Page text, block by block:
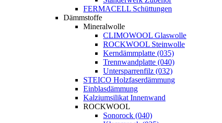
FERMACELL Schüttungen
Dämmstoffe
Mineralwolle
CLIMOWOOL Glaswolle
ROCKWOOL Steinwolle
Kerndämmplatte (035)
Trennwandplatte (040)
Untersparrenfilz (032)
STEICO Holzfaserdämmung
Einblasdämmung
Kalziumsilikat Innenwand
ROCKWOOL
Sonorock (040)